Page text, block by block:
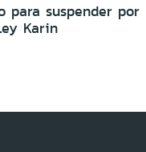
para suspender por
Karin